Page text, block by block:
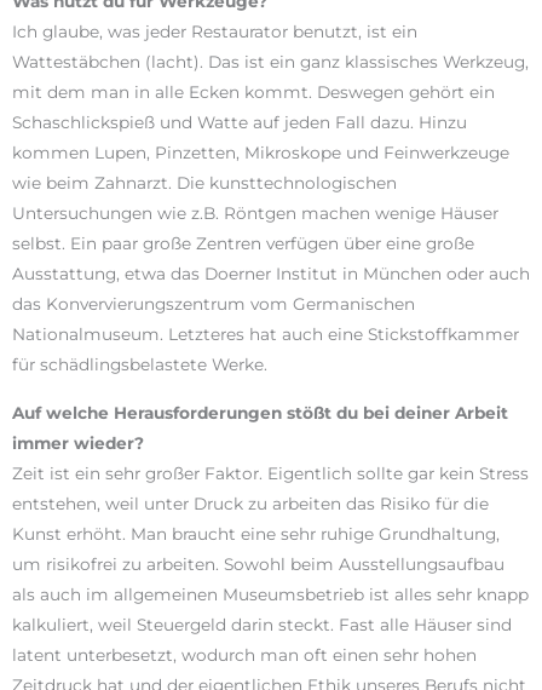
Ich glaube, was jeder Restaurator benutzt, ist ein
Wattestäbchen (lacht). Das ist ein ganz klassisches Werkzeug,
mit dem man in alle Ecken kommt. Deswegen gehört ein
Schaschlickspieß und Watte auf jeden Fall dazu. Hinzu
kommen Lupen, Pinzetten, Mikroskope und Feinwerkzeuge
wie beim Zahnarzt. Die kunsttechnologischen
Untersuchungen wie z.B. Röntgen machen wenige Häuser
selbst. Ein paar große Zentren verfügen über eine große
Ausstattung, etwa das Doerner Institut in München oder auch
das Konvervierungszentrum vom Germanischen
Nationalmuseum. Letzteres hat auch eine Stickstoffkammer
für schädlingsbelastete Werke.
Auf welche Herausforderungen stößt du bei deiner Arbeit
immer wieder?
Zeit ist ein sehr großer Faktor. Eigentlich sollte gar kein Stress
entstehen, weil unter Druck zu arbeiten das Risiko für die
Kunst erhöht. Man braucht eine sehr ruhige Grundhaltung,
um risikofrei zu arbeiten. Sowohl beim Ausstellungsaufbau
als auch im allgemeinen Museumsbetrieb ist alles sehr knapp
kalkuliert, weil Steuergeld darin steckt. Fast alle Häuser sind
latent unterbesetzt, wodurch man oft einen sehr hohen
Zeitdruck hat und der eigentlichen Ethik unseres Berufs nicht